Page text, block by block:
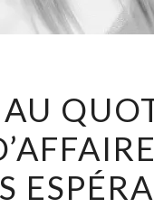
4
CLIENTS
AU
QUOTIDIEN
AU